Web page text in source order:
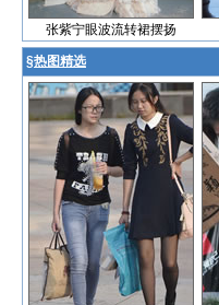
张紫宁眼波流转裙摆扬
§热图精选